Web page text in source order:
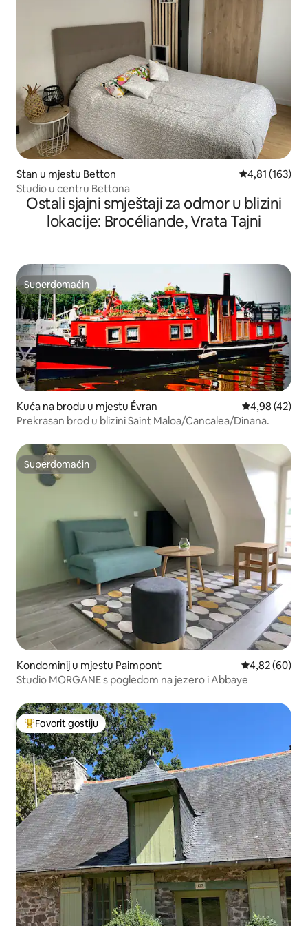
Stan u mjestu Betton Prosječna
4,81 (163)
Studio u centru Bettona
Ostali sjajni smještaji za odmor u blizini
lokacije: Brocéliande, Vrata Tajni
Superdomaćin
Superdomaćin
Kuća na brodu u mjestu Évran Prosječna
4,98 (42)
Prekrasan brod u blizini Saint Maloa/Cancalea/Dinana.
Superdomaćin
Superdomaćin
Kondominij u mjestu Paimpont Prosječna
4,82 (60)
Studio MORGANE s pogledom na jezero i Abbaye
Glavni favorit gostiju
Favorit gostiju